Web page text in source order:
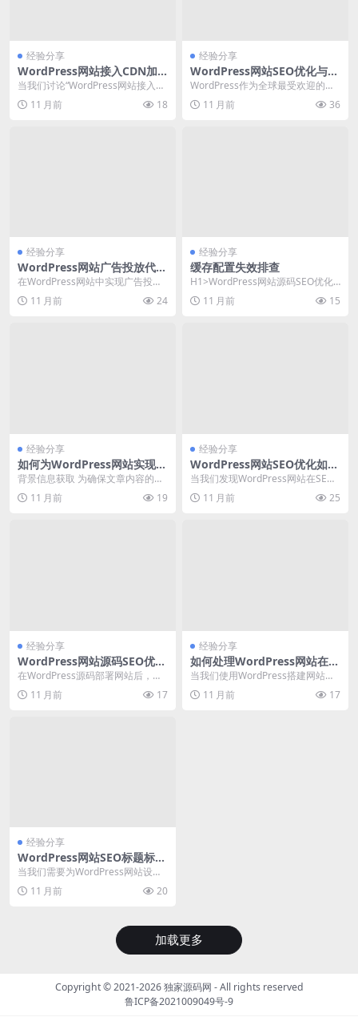
经验分享
WordPress网站接入CDN加
速与DNS解析配置详解
当我们讨论“WordPress网站接入C
DN加速与DNS解析配置”这一主题
时，我...
11 月前 18
经验分享
WordPress网站SEO优化与百
度搜索引擎排名提升
WordPress作为全球最受欢迎的内
容管理系统之一，其SEO优化能力
备受关注。...
11 月前 36
经验分享
WordPress网站广告投放代码
实现与SEO优化配置
在WordPress网站中实现广告投放
并进行SEO优化配置，是提升网站
收益和用户...
11 月前 24
经验分享
缓存配置失效排查
H1>WordPress网站源码SEO优化
导致网站访问速度下降排查与解决
... 11 月前 15
经验分享
如何为WordPress网站实现代
码加密与授权管理
背景信息获取 为确保文章内容的真
实性和权威性，我们通过联网搜索
百度热搜、谷歌热搜...
11 月前 19
经验分享
WordPress网站SEO优化如何
解决404错误页面问题
当我们发现WordPress网站在SEO
优化过程中出现404错误页面，这
通常意味...
11 月前 25
经验分享
WordPress网站源码SEO优化
配置实现方法详解
在WordPress源码部署网站后，如
何进行SEO优化配置是一个常见的
技术问题。...
11 月前 17
经验分享
如何处理WordPress网站在朋
友圈广告中自动跳转问题
当我们使用WordPress搭建网站，
并通过朋友圈广告引流时，常常会
遇到用户点击...
11 月前 17
经验分享
WordPress网站SEO标题标签
设置方法详解
当我们需要为WordPress网站设置S
EO标题标签时，如何正确操作是一
个常见的...
11 月前 20
加载更多
Copyright © 2021-2026独家源码网 - All rights reserved
鲁ICP备2021009049号-9